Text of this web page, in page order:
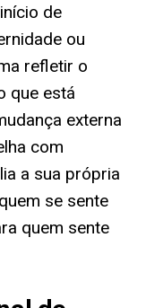
de
ou
refletir o
que está
externa
com
a sua própria
se sente
quem sente